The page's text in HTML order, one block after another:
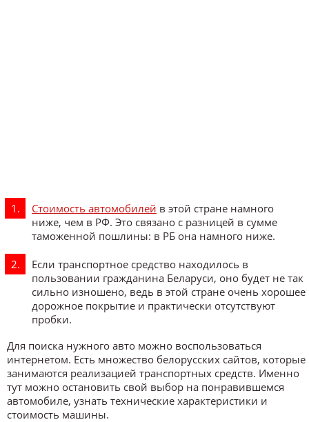
Стоимость автомобилей в этой стране намного
ниже, чем в РФ. Это связано с разницей в сумме
таможенной пошлины: в РБ она намного ниже.
Если транспортное средство находилось в
пользовании гражданина Беларуси, оно будет не так
сильно изношено, ведь в этой стране очень хорошее
дорожное покрытие и практически отсутствуют
пробки.
Для поиска нужного авто можно воспользоваться
интернетом. Есть множество белорусских сайтов, которые
занимаются реализацией транспортных средств. Именно
тут можно остановить свой выбор на понравившемся
автомобиле, узнать технические характеристики и
стоимость машины.